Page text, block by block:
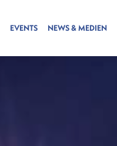
EVENTS NEWS & MEDIEN